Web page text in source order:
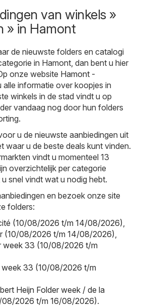
van winkels »
» in Hamont
de nieuwste folders en catalogi
in Hamont, dan bent u hier
onze website Hamont -
alle informatie over koopjes in
winkels in de stad vindt u op
vandaag nog door hun folders
u de nieuwste aanbiedingen uit
waar u de beste deals kunt vinden.
vindt u momenteel 13
overzichtelijk per categorie
snel vindt wat u nodig hebt.
en bezoek onze site
folders:
(10/08/2026 t/m 14/08/2026),
(10/08/2026 t/m 14/08/2026),
week 33 (10/08/2026 t/m
week 33 (10/08/2026 t/m
Heijn Folder week / de la
08/2026 t/m 16/08/2026).